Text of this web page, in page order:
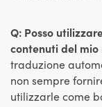
Q: Posso
contenuti del mio
traduzione
non sempre
utilizzarle come